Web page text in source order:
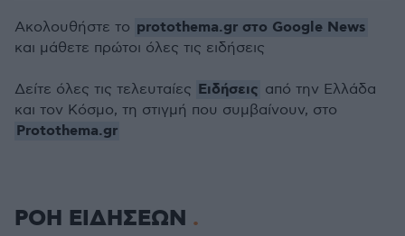
Ακολουθήστε το protothema.gr στο Google News
και μάθετε πρώτοι όλες τις ειδήσεις
Δείτε όλες τις τελευταίες Ειδήσεις από την Ελλάδα
και τον Κόσμο, τη στιγμή που συμβαίνουν, στο
Protothema.gr
ΡΟΗ ΕΙΔΗΣΕΩΝ